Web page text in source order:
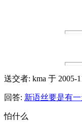
送交者: kma 于 2005-
回答: 新语丝要是有
怕什么